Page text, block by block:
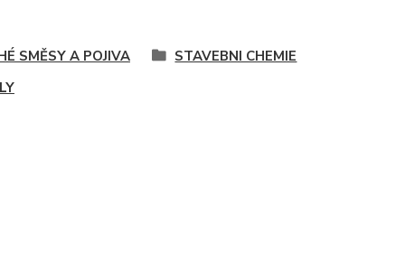
SMĚSY A POJIVA
STAVEBNI CHEMIE